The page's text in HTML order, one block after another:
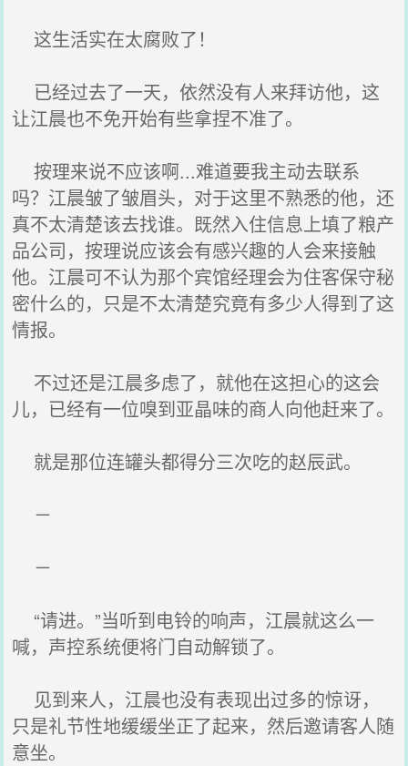
这生活实在太腐败了！
已经过去了一天，依然没有人来拜访他，这
让江晨也不免开始有些拿捏不准了。
按理来说不应该啊...难道要我主动去联系
吗？江晨皱了皱眉头，对于这里不熟悉的他，还
真不太清楚该去找谁。既然入住信息上填了粮产
品公司，按理说应该会有感兴趣的人会来接触
他。江晨可不认为那个宾馆经理会为住客保守秘
密什么的，只是不太清楚究竟有多少人得到了这
情报。
不过还是江晨多虑了，就他在这担心的这会
儿，已经有一位嗅到亚晶味的商人向他赶来了。
就是那位连罐头都得分三次吃的赵辰武。
－
－
“请进。”当听到电铃的响声，江晨就这么一
喊，声控系统便将门自动解锁了。
见到来人，江晨也没有表现出过多的惊讶，
只是礼节性地缓缓坐正了起来，然后邀请客人随
意坐。